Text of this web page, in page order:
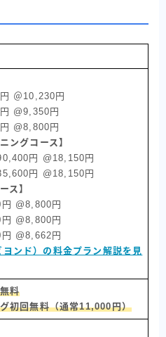
＠10,230円
@9,350円
@8,800円
ングコース】
円 @18,150円
円 @18,150円
ス】
@8,800円
@8,800円
@8,662円
ンド）の料金プラン解説を見
料
初回無料（通常11,000円）